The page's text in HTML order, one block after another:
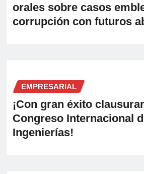
orales sobre casos
corrupción con futuros
EMPRESARIAL
¡Con gran éxito
Congreso Internacional
Ingenierías!